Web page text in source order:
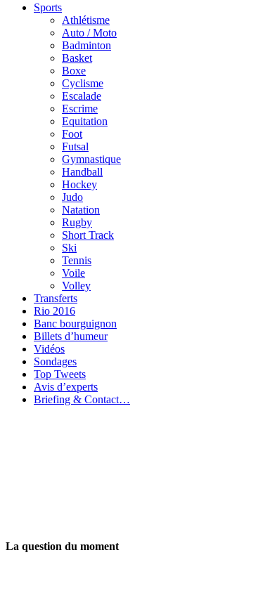
Sports
Athlétisme
Auto / Moto
Badminton
Basket
Boxe
Cyclisme
Escalade
Escrime
Equitation
Foot
Futsal
Gymnastique
Handball
Hockey
Judo
Natation
Rugby
Short Track
Ski
Tennis
Voile
Volley
Transferts
Rio 2016
Banc bourguignon
Billets d’humeur
Vidéos
Sondages
Top Tweets
Avis d’experts
Briefing & Contact…
La question du moment